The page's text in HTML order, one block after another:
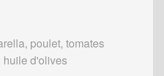
poulet, tomates
huile d'olives